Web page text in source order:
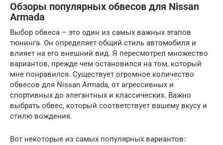
Обзоры популярных обвесов для Nissan
Armada
Выбор обвеса – это один из самых важных этапов
тюнинга. Он определяет общий стиль автомобиля и
влияет на его внешний вид. Я пересмотрел множество
вариантов, прежде чем остановился на том, который
мне понравился. Существует огромное количество
обвесов для Nissan Armada, от агрессивных и
спортивных до элегантных и классических. Важно
выбрать обвес, который соответствует вашему вкусу и
стилю вождения.
Вот некоторые из самых популярных вариантов: